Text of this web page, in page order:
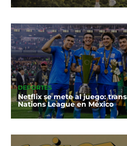
DEPORTES
Netflix se mete al juego:
Nations League en México